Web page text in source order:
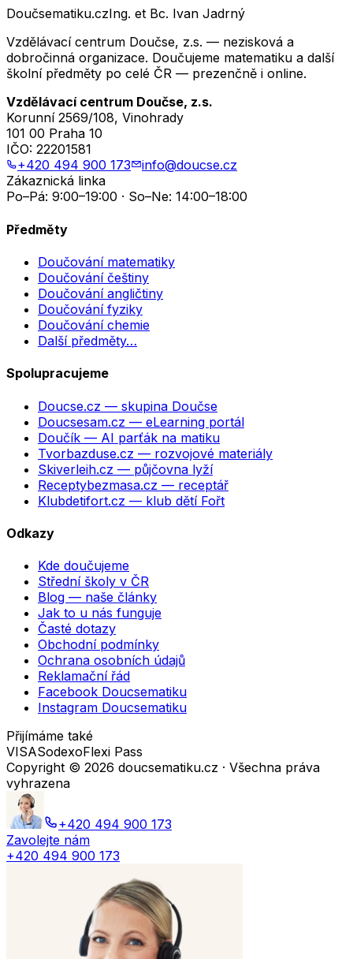
Doučsematiku.czIng. et Bc. Ivan Jadrný
Vzdělávací centrum Doučse, z.s. — nezisková a
dobročinná organizace. Doučujeme matematiku a další
školní předměty po celé ČR — prezenčně i online.
Vzdělávací centrum Doučse, z.s.
Korunní 2569/108, Vinohrady
101 00 Praha 10
IČO: 22201581
+420 494 900 173
info@doucse.cz
Zákaznická linka
Po–Pá: 9:00–19:00 · So–Ne: 14:00–18:00
Předměty
Doučování matematiky
Doučování češtiny
Doučování angličtiny
Doučování fyziky
Doučování chemie
Další předměty…
Spolupracujeme
Doucse.cz — skupina Doučse
Doucsesam.cz — eLearning portál
Doučík — AI parťák na matiku
Tvorbazduse.cz — rozvojové materiály
Skiverleih.cz — půjčovna lyží
Receptybezmasa.cz — receptář
Klubdetifort.cz — klub dětí Fořt
Odkazy
Kde doučujeme
Střední školy v ČR
Blog — naše články
Jak to u nás funguje
Časté dotazy
Obchodní podmínky
Ochrana osobních údajů
Reklamační řád
Facebook Doucsematiku
Instagram Doucsematiku
Přijímáme také
VISASodexoFlexi Pass
Copyright © 2026 doucsematiku.cz · Všechna práva
vyhrazena
+420 494 900 173
Zavolejte nám
+420 494 900 173